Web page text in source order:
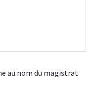
au nom du magistrat